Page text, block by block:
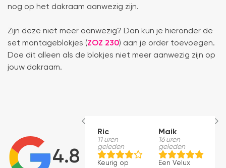
nog op het dakraam aanwezig zijn.
Zijn deze niet meer aanwezig? Dan kun je hieronder de
set montageblokjes (ZOZ 230) aan je order toevoegen.
Doe dit alleen als de blokjes niet meer aanwezig zijn op
jouw dakraam.
4.8
Ric
11 uren
geleden
Keurig op
Maik
16 uren
geleden
Een Velux